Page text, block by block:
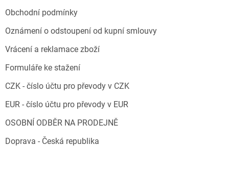
Obchodní podmínky
Oznámení o odstoupení od kupní smlouvy
Vrácení a reklamace zboží
Formuláře ke stažení
CZK - číslo účtu pro převody v CZK
EUR - číslo účtu pro převody v EUR
OSOBNÍ ODBĚR NA PRODEJNĚ
Doprava - Česká republika